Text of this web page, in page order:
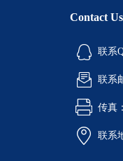
Contact Us
联系
联系
传真
联系